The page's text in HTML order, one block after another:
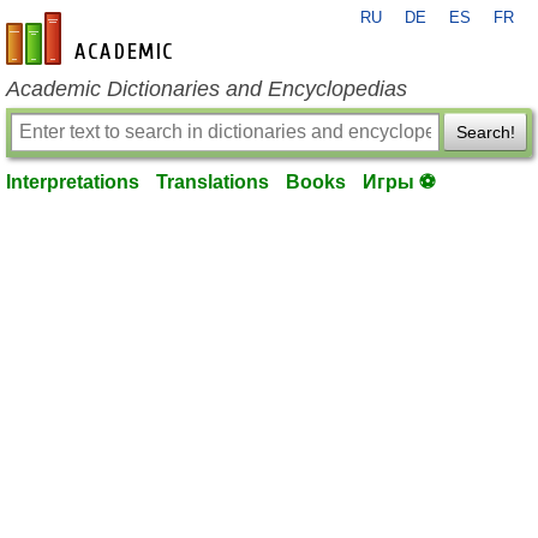
en-academic.com
RU DE ES FR
Academic Dictionaries and Encyclopedias
Search!
Interpretations Translations Books Игры ⚽